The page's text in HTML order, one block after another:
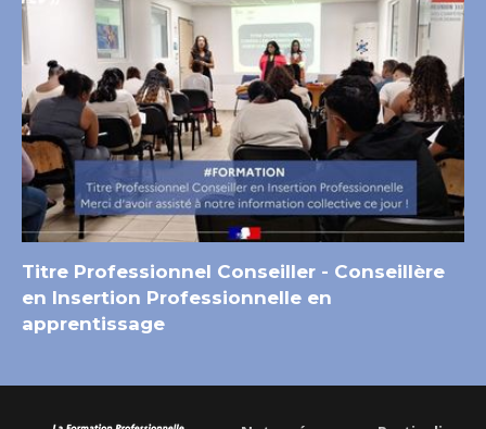
Titre Professionnel Conseiller - Conseillère
en Insertion Professionnelle en
apprentissage